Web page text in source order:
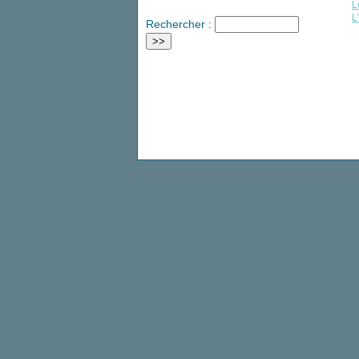
Rechercher :